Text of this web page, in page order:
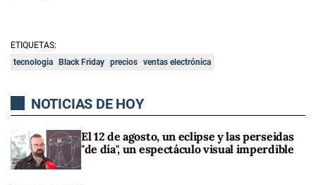
ETIQUETAS:
tecnologia
Black Friday precios ventas electrónica
NOTICIAS DE HOY
El 12 de agosto, un eclipse y las perseidas
"de día", un espectáculo visual imperdible